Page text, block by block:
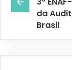
da
Brasil